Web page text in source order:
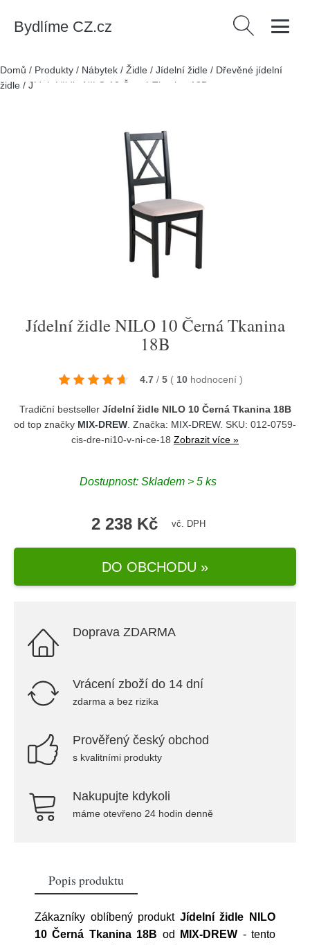
Bydlíme CZ.cz Vyhledávání
Domů / Produkty / Nábytek / Židle / Jídelní židle / Dřevěné jídelní
židle / Jídelní židle NILO 10 Černá Tkanina 18B
Jídelní židle NILO 10 Černá Tkanina
18B
4.7 / 5 ( 10 hodnocení )
Tradiční bestseller Jídelní židle NILO 10 Černá Tkanina 18B
od top značky MIX-DREW . Značka: MIX-DREW. SKU: 012-0759-
cis-dre-ni10-v-ni-ce-18 Zobrazit více »
Dostupnost: Skladem > 5 ks
2 238 Kč vč. DPH
DO OBCHODU »
Doprava ZDARMA
Vrácení zboží do 14 dní
zdarma a bez rizika
Prověřený český obchod
s kvalitními produkty
Nakupujte kdykoli
máme otevřeno 24 hodin denně
Popis produktu
Zákazníky oblíbený produkt Jídelní židle NILO
10 Černá Tkanina 18B od MIX-DREW - tento